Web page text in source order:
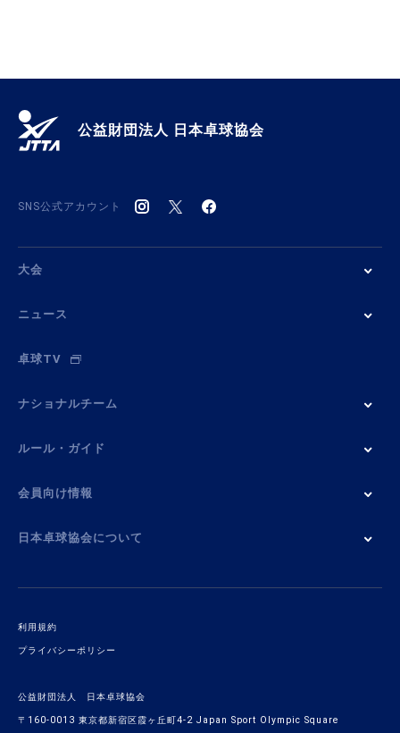
公益財団法人 日本卓球協会
SNS公式アカウント
大会
ニュース
卓球TV
ナショナルチーム
ルール・ガイド
会員向け情報
日本卓球協会について
利用規約
プライバシーポリシー
公益財団法人 日本卓球協会
〒160-0013 東京都新宿区霞ヶ丘町4-2 Japan Sport Olympic Square